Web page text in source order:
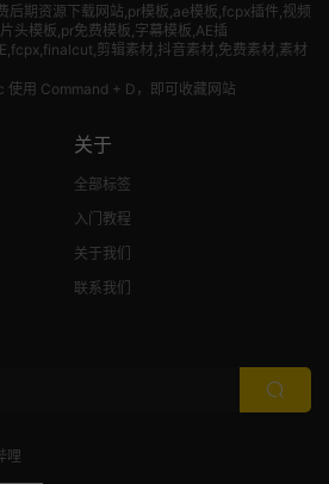
后期资源下载网站,pr模板,ae模板,fcpx插件,视频
头模板,pr免费模板,字幕模板,AE插
剪辑素材,抖音素材,免费素材,素材
用 Command + D，即可收藏网站
关于
全部标签
入门教程
关于我们
联系我们
哩